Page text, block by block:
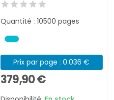
Quantité : 10500 pages
Prix par page : 0.036 €
379,90 €